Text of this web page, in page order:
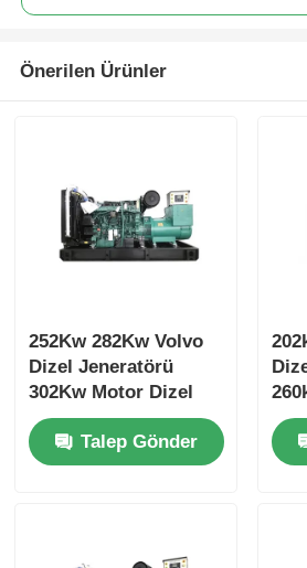
Önerilen Ürünler
252Kw 282Kw Volvo
Dizel Jeneratörü
302Kw Motor Dizel
Jeneratörü Soğutma
SistemiTalep Gönder
Seti